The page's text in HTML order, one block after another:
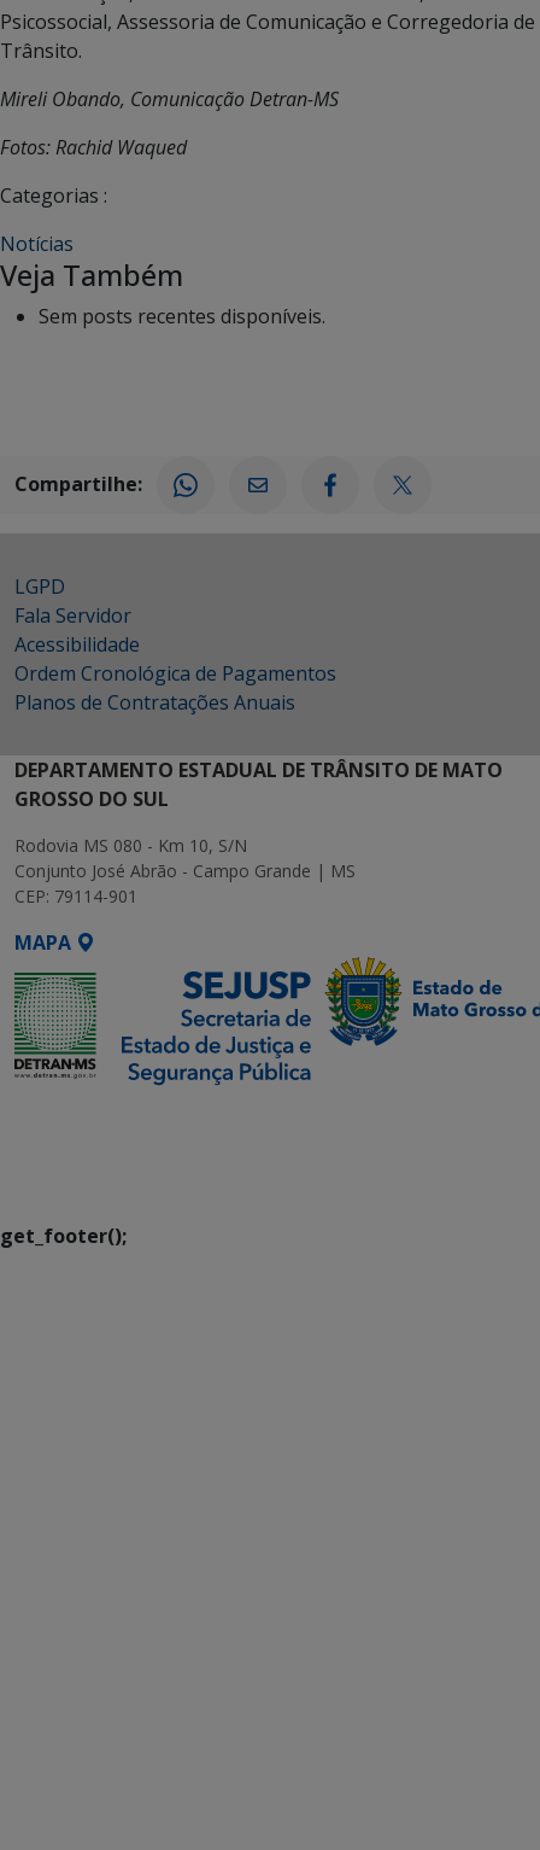
Psicossocial, Assessoria de Comunicação e Corregedoria de
Trânsito.
Mireli Obando, Comunicação Detran-MS
Fotos: Rachid Waqued
Categorias :
Notícias
Veja Também
Sem posts recentes disponíveis.
Compartilhe:
LGPD
Fala Servidor
Acessibilidade
Ordem Cronológica de Pagamentos
Planos de Contratações Anuais
DEPARTAMENTO ESTADUAL DE TRÂNSITO DE MATO
GROSSO DO SUL
Rodovia MS 080 - Km 10, S/N
Conjunto José Abrão - Campo Grande | MS
CEP: 79114-901
MAPA
get_footer();